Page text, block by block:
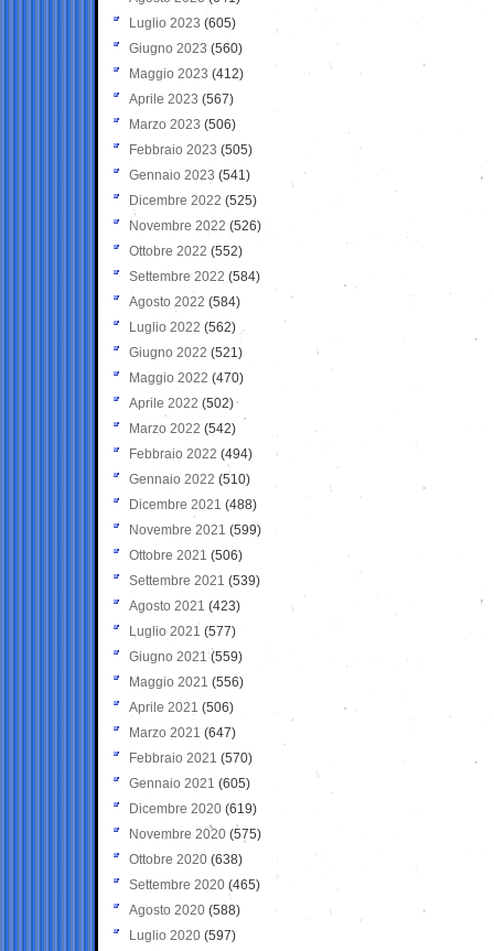
Luglio 2023 (605)
Giugno 2023 (560)
Maggio 2023 (412)
Aprile 2023 (567)
Marzo 2023 (506)
Febbraio 2023 (505)
Gennaio 2023 (541)
Dicembre 2022 (525)
Novembre 2022 (526)
Ottobre 2022 (552)
Settembre 2022 (584)
Agosto 2022 (584)
Luglio 2022 (562)
Giugno 2022 (521)
Maggio 2022 (470)
Aprile 2022 (502)
Marzo 2022 (542)
Febbraio 2022 (494)
Gennaio 2022 (510)
Dicembre 2021 (488)
Novembre 2021 (599)
Ottobre 2021 (506)
Settembre 2021 (539)
Agosto 2021 (423)
Luglio 2021 (577)
Giugno 2021(559)
Maggio 2021 (556)
Aprile 2021 (506)
Marzo 2021 (647)
Febbraio 2021 (570)
Gennaio 2021 (605)
Dicembre 2020 (619)
Novembre 2020 (575)
Ottobre 2020 (638)
Settembre 2020(465)
Agosto 2020 (588)
Luglio 2020 (597)